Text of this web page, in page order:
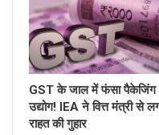
GST के जाल में फंसा पैकेजिंग
उद्योग! IEA ने वित्त मंत्री से
राहत की गुहार